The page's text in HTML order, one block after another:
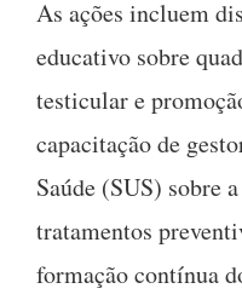
As ações incluem
educativo sobre
testicular e
capacitação de
Saúde (SUS) sobre
tratamentos
formação contínua